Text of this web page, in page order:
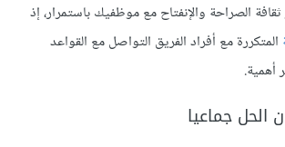
الصراحة والإنفتاح مع موظفيك باستمرار، إذ
المتكررة مع أفراد الفريق التواصل مع القواعد
أهمية.